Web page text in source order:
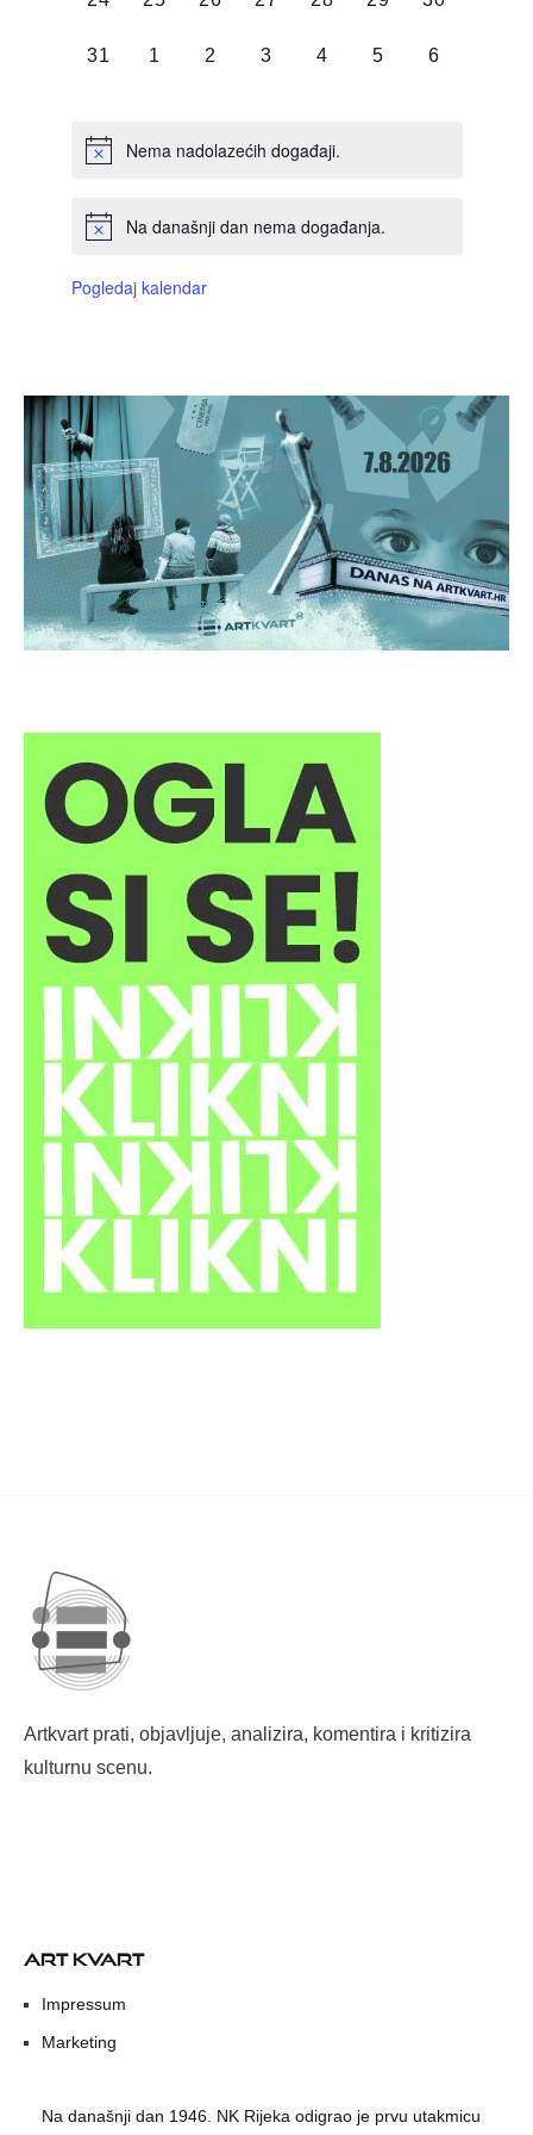
0
31
0
1
0
2
0
3
0
4
0
5
0
6
Nema nadolazećih događaji.
Na današnji dan nema događanja.
Pogledaj kalendar
Artkvart prati, objavljuje, analizira, komentira i kritizira
kulturnu scenu.
ART KVART
Impressum
Marketing
Na današnji dan 1946. NK Rijeka odigrao je prvu utakmicu